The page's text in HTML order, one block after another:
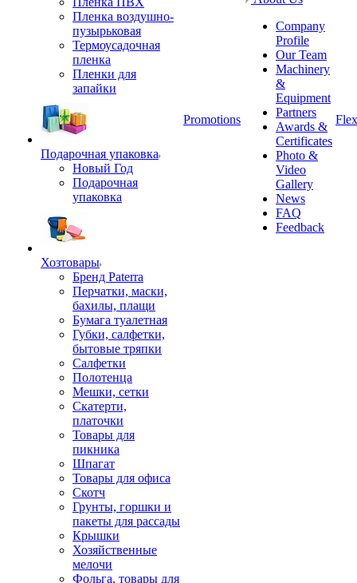
Пленка воздушно-
пузырьковая
Термоусадочная
пленка
Пленки для
запайки
Подарочная упаковка
Новый Год
Подарочная
упаковка
Хозтовары
Бренд Paterra
Перчатки, маски,
бахилы, плащи
Бумага туалетная
Губки, салфетки,
бытовые тряпки
Салфетки
Полотенца
Мешки, сетки
Скатерти,
платочки
Товары для
пикника
Шпагат
Товары для офиса
Скотч
Грунты, горшки и
пакеты для рассады
Крышки
Хозяйственные
мелочи
Фольга, товары для
Promotions
Company
Profile
Our Team
Machinery
&
Equipment
Partners
Awards &
Certificates
Photo &
Video
Gallery
News
FAQ
Feedback